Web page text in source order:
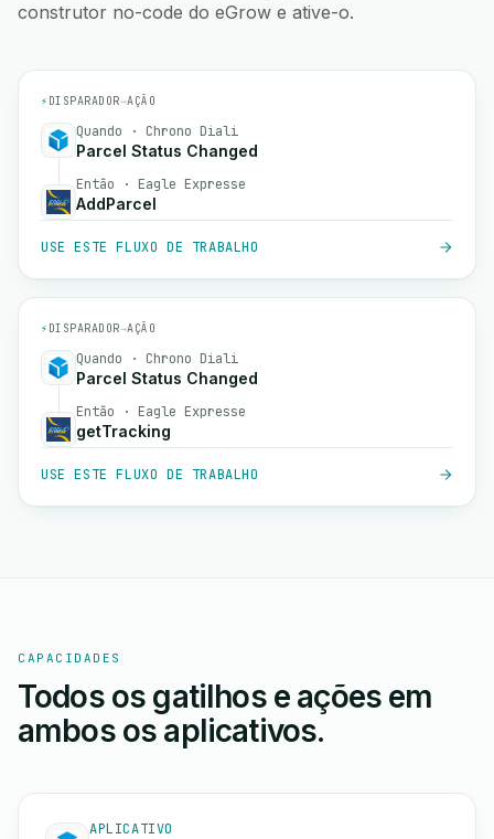
construtor no-code do eGrow e ative-o.
⚡ DISPARADOR→AÇÃO
Quando · Chrono Diali
Parcel Status Changed
Então · Eagle Expresse
AddParcel
USE ESTE FLUXO DE TRABALHO
⚡ DISPARADOR→AÇÃO
Quando · Chrono Diali
Parcel Status Changed
Então · Eagle Expresse
getTracking
USE ESTE FLUXO DE TRABALHO
CAPACIDADES
Todos os gatilhos e ações em
ambos os aplicativos.
APLICATIVO